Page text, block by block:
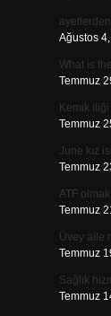
Ağustos
What is
Temmuz
Kemik
Temmuz
June kız
Temmuz
ATF
Temmuz
Üvey aile
Temmuz
Sağlık
Temmuz